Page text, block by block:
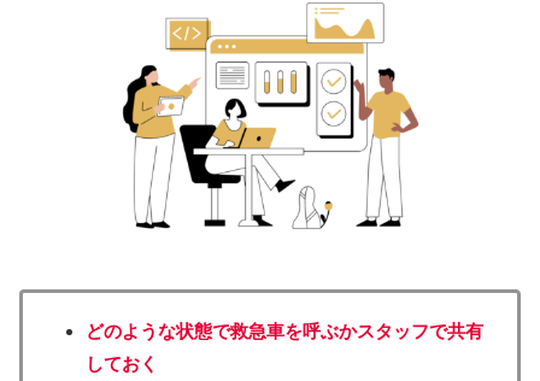
どのような状態で救急車を呼ぶかスタッフで共有
しておく